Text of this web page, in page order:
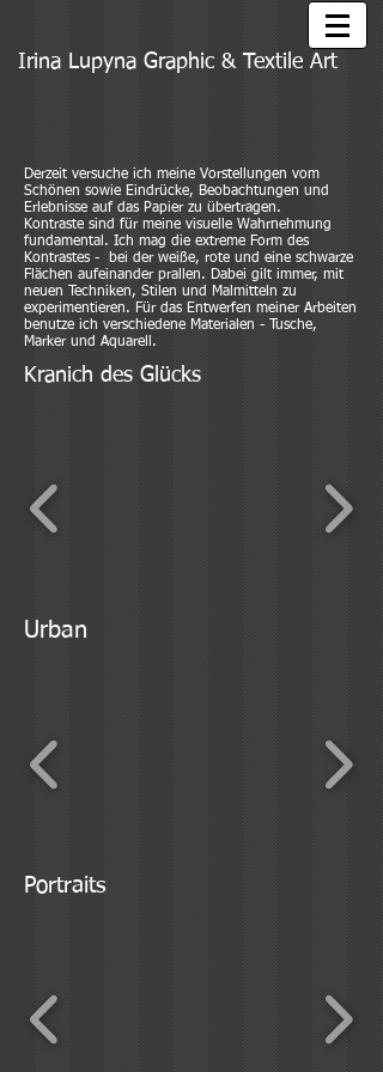
Irina Lupyna Graphic & Textile Art
Derzeit versuche ich meine Vorstellungen vom
Schönen sowie Eindrücke, Beobachtungen und
Erlebnisse auf das Papier zu übertragen.
Kontraste sind für meine visuelle Wahrnehmung
fundamental. Ich mag die extreme Form des
Kontrastes - bei der weiße, rote und eine schwarze
Flächen aufeinander prallen. Dabei gilt immer, mit
neuen Techniken, Stilen und Malmitteln zu
experimentieren. Für das Entwerfen meiner Arbeiten
benutze ich verschiedene Materialen - Tusche,
Marker und Aquarell.
Kranich des Glücks
Urban
Portraits